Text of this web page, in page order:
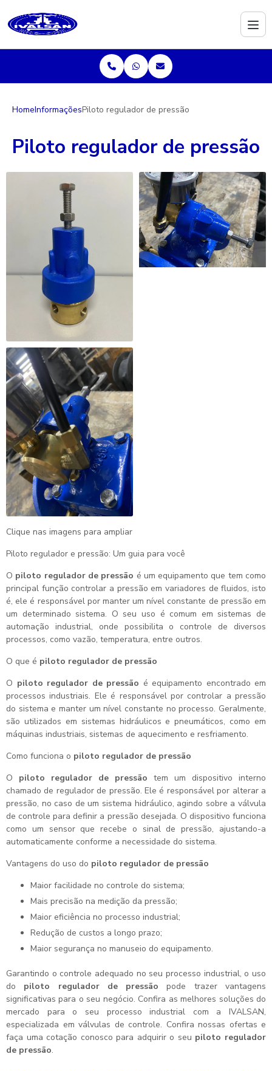
HomeInformaçõesPiloto regulador de pressão
Piloto regulador de pressão
Clique nas imagens para ampliar
Piloto regulador e pressão: Um guia para você
O piloto regulador de pressão é um equipamento que tem como
principal função controlar a pressão em variadores de fluidos, isto
é, ele é responsável por manter um nível constante de pressão em
um determinado sistema. O seu uso é comum em sistemas de
automação industrial, onde possibilita o controle de diversos
processos, como vazão, temperatura, entre outros.
O que é piloto regulador de pressão
O piloto regulador de pressão é equipamento encontrado em
processos industriais. Ele é responsável por controlar a pressão
do sistema e manter um nível constante no processo. Geralmente,
são utilizados em sistemas hidráulicos e pneumáticos, como em
máquinas industriais, sistemas de aquecimento e resfriamento.
Como funciona o piloto regulador de pressão
O piloto regulador de pressão tem um dispositivo interno
chamado de regulador de pressão. Ele é responsável por alterar a
pressão, no caso de um sistema hidráulico, agindo sobre a válvula
de controle para definir a pressão desejada. O dispositivo funciona
como um sensor que recebe o sinal de pressão, ajustando-a
automaticamente conforme a necessidade do sistema.
Vantagens do uso do piloto regulador de pressão
Maior facilidade no controle do sistema;
Mais precisão na medição da pressão;
Maior eficiência no processo industrial;
Redução de custos a longo prazo;
Maior segurança no manuseio do equipamento.
Garantindo o controle adequado no seu processo industrial, o uso
do piloto regulador de pressão pode trazer vantagens
significativas para o seu negócio. Confira as melhores soluções do
mercado para o seu processo industrial com a IVALSAN,
especializada em válvulas de controle. Confira nossas ofertas e
faça uma cotação conosco para adquirir o seu piloto regulador
de pressão.